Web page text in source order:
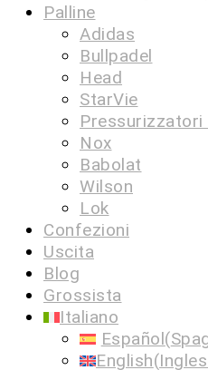
Palline
Adidas
Bullpadel
Head
StarVie
Pressurizzatori
Nox
Babolat
Wilson
Lok
Confezioni
Uscita
Blog
Grossista
Italiano
Español(
English(